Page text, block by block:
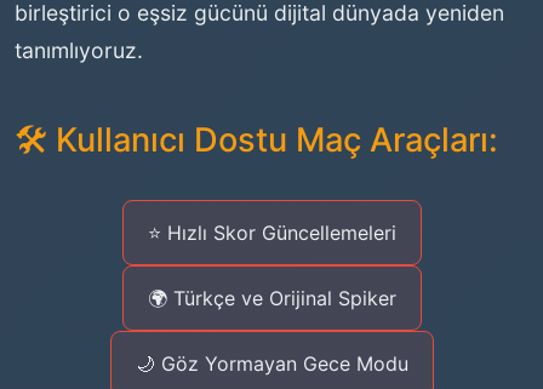
birleştirici o eşsiz gücünü dijital dünyada yeniden
tanımlıyoruz.
🛠️ Kullanıcı Dostu Maç Araçları:
⭐ Hızlı Skor Güncellemeleri
🌍 Türkçe ve Orijinal Spiker
🌙 Göz Yormayan Gece Modu